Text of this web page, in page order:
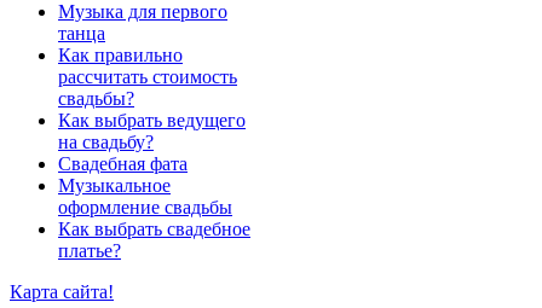
Музыка для первого
танца
Как правильно
рассчитать стоимость
свадьбы?
Как выбрать ведущего
на свадьбу?
Свадебная фата
Музыкальное
оформление свадьбы
Как выбрать свадебное
платье?
Карта сайта!